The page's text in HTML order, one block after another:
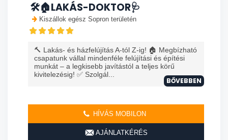
🛠️🏠LAKÁS-DOKTOR🩺
Kiszállok egész Sopron területén
🔨 Lakás- és házfelújítás A-tól Z-ig! 🏠 Megbízható
csapatunk vállal mindenféle felújítási és építési
munkát – a legkisebb javítástól a teljes körű
kivitelezésig! ✅ Szolgál...
BŐVEBBEN
HÍVÁS MOBILON
AJÁNLATKÉRÉS